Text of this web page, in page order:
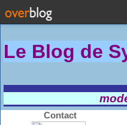
Le Blog de
Contact